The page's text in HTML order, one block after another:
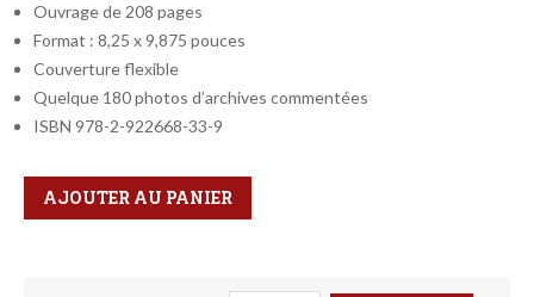
Ouvrage de 208 pages
Format : 8,25 x 9,875 pouces
Couverture flexible
Quelque 180 photos d’archives commentées
ISBN 978-2-922668-33-9
Qté
Format
AJOUTER AU PANIER